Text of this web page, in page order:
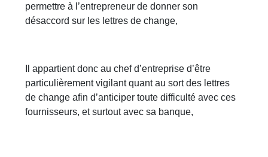
permettre à l’entrepreneur de donner son
désaccord sur les lettres de change,
Il appartient donc au chef d’entreprise d’être
particulièrement vigilant quant au sort des lettres
de change afin d’anticiper toute difficulté avec ces
fournisseurs, et surtout avec sa banque,